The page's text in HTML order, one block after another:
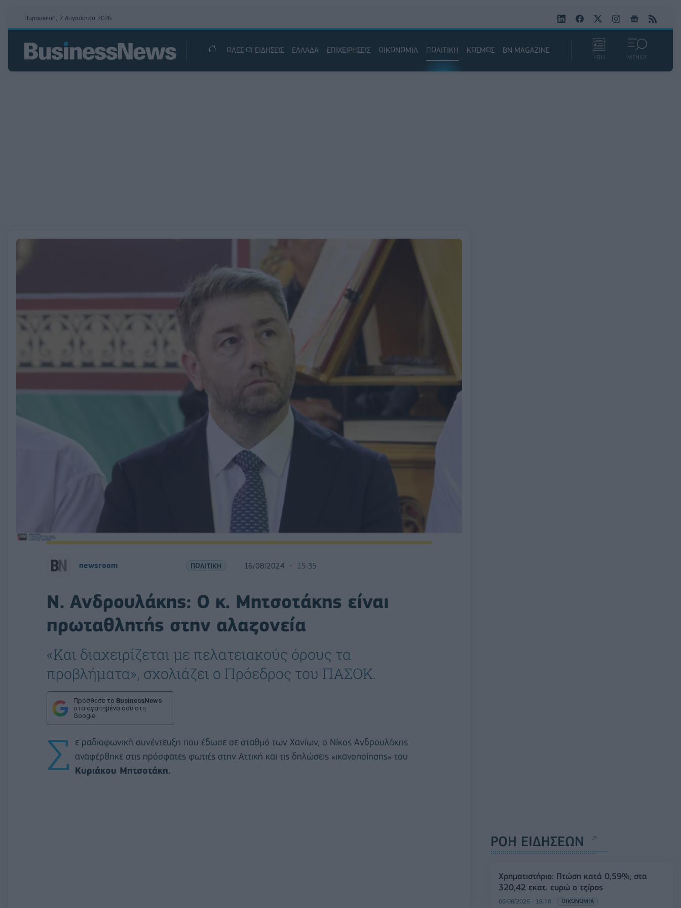
Παρασκευή, 7 Αυγούστου 2026
ΟΛΕΣ ΟΙ ΕΙΔΗΣΕΙΣ ΕΛΛΑΔΑ ΕΠΙΧΕΙΡΗΣΕΙΣ ΟΙΚΟΝΟΜΙΑ ΠΟΛΙΤΙΚΗ ΚΟΣΜΟΣ BN MAGAZINE
ΡΟΗ ΜΕΝΟΥ
newsroom ΠΟΛΙΤΙΚΗ 16/08/2024 15:35
Ν. Ανδρουλάκης: Ο κ. Μητσοτάκης είναι
πρωταθλητής στην αλαζονεία
«Kαι διαχειρίζεται με πελατειακούς όρους τα
προβλήματα», σχολιάζει ο Πρόεδρος του ΠΑΣΟΚ.
Πρόσθεσε το BusinessNews
στα αγαπημένα σου στη
Google
Σ
ε ραδιοφωνική συνέντευξη που έδωσε σε σταθμό των Χανίων, ο Νίκος Ανδρουλάκης
αναφέρθηκε στις πρόσφατες φωτιές στην Αττική και τις δηλώσεις «ικανοποίησης» του
Κυριάκου Μητσοτάκη.
ΡΟΗ ΕΙΔΗΣΕΩΝ
Χρηματιστήριο: Πτώση κατά 0,59%, στα
320,42 εκατ. ευρώ ο τζίρος
06/08/2026 - 18:10 ΟΙΚΟΝΟΜΙΑ